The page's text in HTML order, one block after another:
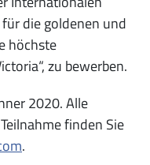
die goldenen und
höchste
zu bewerben.
2020. Alle
finden Sie
.